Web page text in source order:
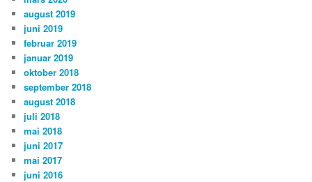
august 2019
juni 2019
februar 2019
januar 2019
oktober 2018
september 2018
august 2018
juli 2018
mai 2018
juni 2017
mai 2017
juni 2016